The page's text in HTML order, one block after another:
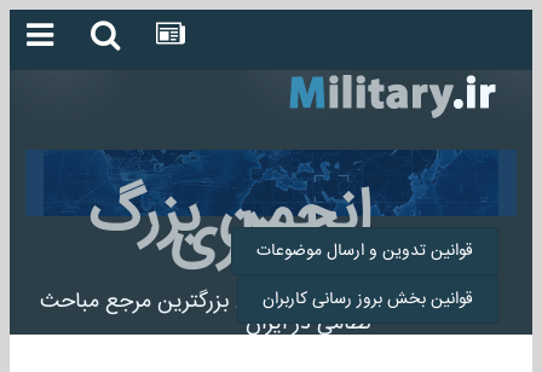
انجمن بزرگ
میلیتاری
انجمن میلیتاری بزرگترین مرجع مباحث
نظامی در ایران
قوانین تدوین و ارسال موضوعات
قوانین بخش بروز رسانی کاربران